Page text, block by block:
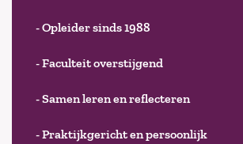
- Opleider sinds 1988
- Faculteit overstijgend
- Samen leren en reflecteren
- Praktijkgericht en persoonlijk